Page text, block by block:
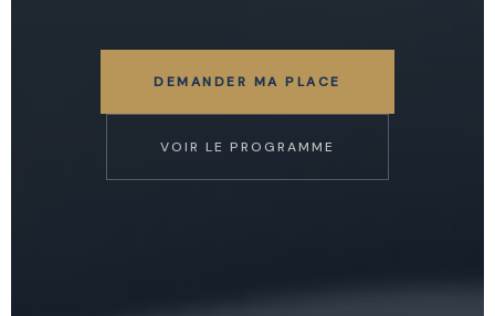
DEMANDER MA PLACE
VOIR LE PROGRAMME